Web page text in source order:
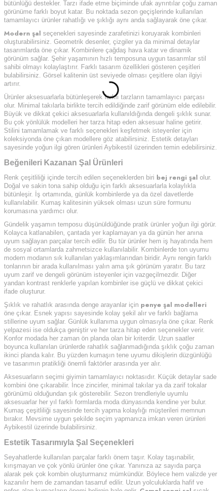
bütünlüğü destekler. Tarzı ifade etme biçiminde ufak ayrıntılar çoğu zaman
görünüme farklı boyut katar. Bu noktada sezon geçişlerinde kullanılan
tamamlayıcı ürünler rahatlığı ve şıklığı aynı anda sağlayarak öne çıkar.
Modern şal seçenekleri sayesinde zarafetinizi koruyarak kombinleri
oluşturabilirsiniz. Geometrik desenler, çizgiler ya da minimal detaylar
tasarımlarda öne çıkar. Kombinlere çağdaş hava katar ve dinamik
görünüm sağlar. Şehir yaşamının hızlı temposuna uygun tasarımlar stil
sahibi olmayı kolaylaştırır. Farklı tasarım özellikleri gösteren çeşitleri
bulabilirsiniz. Görsel kalitenin üst seviyede olması çeşitlere olan ilgiyi
artırır.
Ürünler aksesuarlarla bütünleşerek farklı tarzların tamamlayıcı parçası
olur. Minimal takılarla birlikte tercih edildiğinde zarif görünüm elde edilebilir.
Büyük ve dikkat çekici aksesuarlarla kullanıldığında dengeli şıklık sunar.
Bu çok yönlülük modelleri her tarza hitap eden aksesuar haline getirir.
Stilini tamamlamak ve farklı seçenekleri keşfetmek isteyenler için
koleksiyonda öne çıkan modellere göz atabilirsiniz. Estetik detayları
sayesinde yoğun ilgi gören ürünleri Aybikestil üzerinden temin edebilirsiniz.
Beğenileri Kazanan Şal Ürünleri
Renk çeşitliliği içinde tercih edilen seçeneklerden biri bej rengi şal olur.
Doğal ve sakin tona sahip olduğu için farklı aksesuarlarla kolaylıkla
bütünleşir. İş ortamında, günlük kombinlerde ya da özel davetlerde
kullanılabilir. Kumaş kalitesinin yüksek olması uzun süre formunu
korumasına yardımcı olur.
Gündelik yaşamın temposu düşünüldüğünde pratik ürünler yoğun ilgi görür.
Kolayca katlanabilen, çantada yer kaplamayan ya da günün her anına
uyum sağlayan parçalar tercih edilir. Bu tür ürünler hem iş hayatında hem
de sosyal ortamlarda zahmetsizce kullanılabilir. Kombinlerde ton uyumu
modern modanın sık kullanılan yaklaşımlarından biridir. Aynı rengin farklı
tonlarının bir arada kullanılması yalın ama şık görünüm yaratır. Bu tarz
uyum zarif ve dengeli görünüm isteyenler için vazgeçilmezdir. Diğer
yandan kontrast renklerle yapılan kombinler ise güçlü ve dikkat çekici
ifade oluşturur.
Şıklık ve rahatlık arasında denge arayanlar için penye şal modelleri
öne çıkar. Esnek yapısı sayesinde kolay şekil alır ve farklı bağlama
stillerine uyum sağlar. Günlük kullanıma uygun olmasıyla öne çıkar. Renk
yelpazesi ise oldukça geniştir ve her tarza hitap eden seçenekler verir.
Konfor modada her zaman ön planda olan bir kriterdir. Uzun saatler
boyunca kullanılan ürünlerde rahatlık sağlanmadığında şıklık çoğu zaman
ikinci planda kalır. Bu yüzden kumaşın tene uyumu dikişlerin düzgünlüğü
ve tasarımın pratikliği önemli faktörler arasında yer alır.
Aksesuarların seçimi giyimin tamamlayıcı noktasıdır. Küçük detaylar sade
kombini öne çıkarabilir. İnce zincirler, minimal takılar ya da zarif tokalar
görünümü olduğundan şık gösterebilir. Sezon trendleriyle uyumlu
aksesuarlar her yıl farklı formlarda moda dünyasında kendine yer bulur.
Kumaş çeşitliliği sayesinde tercih yapma kolaylığı müşterileri memnun
bırakır. Mevsime uygun şekilde seçim yapmanıza imkan veren ürünleri
Aybikestil üzerinde bulabilirsiniz.
Estetik Tasarımıyla Şal Seçenekleri
Seyahatlerde kullanılan parçalar farklı önem taşır. Kolay taşınabilir,
kırışmayan ve çok yönlü ürünler öne çıkar. Yanınıza az sayıda parça
alarak pek çok kombin oluşturmanız mümkündür. Böylece hem valizde yer
kazanılır hem de zamandan tasarruf edilir. Uzun yolculuklarda hafif ve